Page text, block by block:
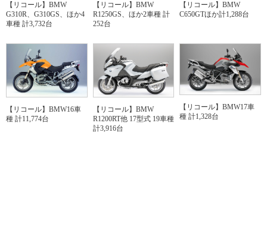
【リコール】BMW
G310R、G310GS、ほか4
車種 計3,732台
【リコール】BMW
R1250GS、ほか2車種 計
252台
【リコール】BMW
C650GTほか計1,288台
【リコール】BMW16車
種 計11,774台
【リコール】BMW
R1200RT他 17型式 19車種
計3,916台
【リコール】BMW17車
種 計1,328台